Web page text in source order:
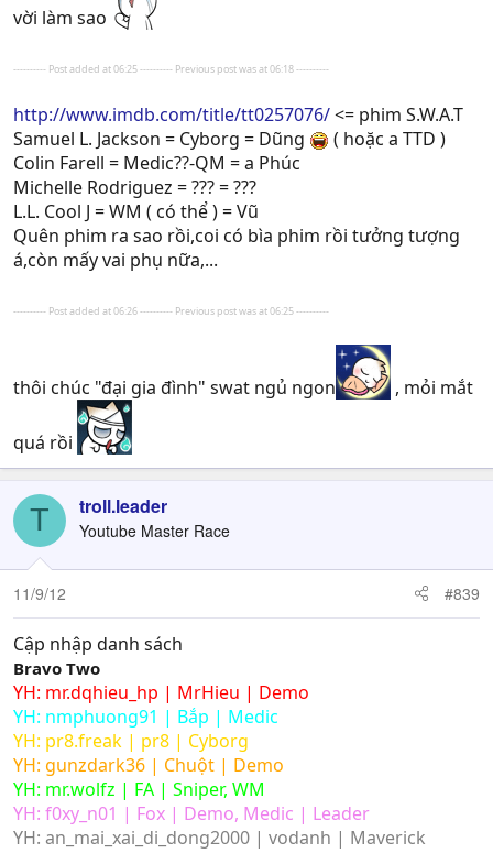
vời làm sao
---------- Post added at 06:25 ---------- Previous post was at 06:18 ----------
http://www.imdb.com/title/tt0257076/<= phim S.W.A.T
Samuel L. Jackson = Cyborg = Dũng
( hoặc a TTD )
Colin Farell = Medic??-QM = a Phúc
Michelle Rodriguez = ??? = ???
L.L. Cool J = WM ( có thể ) = Vũ
Quên phim ra sao rồi,coi có bìa phim rồi tưởng tượng
á,còn mấy vai phụ nữa,...
---------- Post added at 06:26 ---------- Previous post was at 06:25 ----------
thôi chúc "đại gia đình" swat ngủ ngon , mỏi mắt
quá rồi
T troll.leader
Youtube Master Race
11/9/12 #839
Cập nhập danh sách
Bravo Two
YH: mr.dqhieu_hp | MrHieu | Demo
YH: nmphuong91 | Bắp | Medic
YH: pr8.freak | pr8 | Cyborg
YH: gunzdark36 | Chuột | Demo
YH: mr.wolfz | FA | Sniper, WM
YH: f0xy_n01 | Fox | Demo, Medic | Leader
YH: an_mai_xai_di_dong2000 | vodanh | Maverick